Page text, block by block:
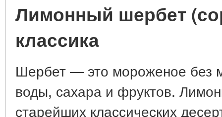
Лимонный шербет
классика
Шербет — это мороженое без
воды, сахара и фруктов.
старейших классических